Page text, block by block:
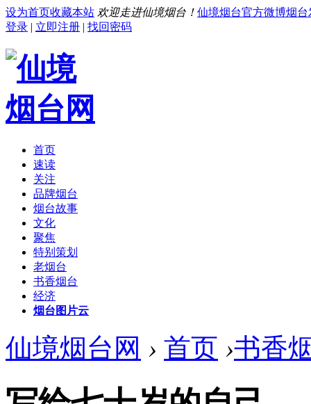
设为首页收藏本站 欢迎走进仙境烟台！ 仙境烟台官方微博烟台
登录 | 立即注册 | 找回密码
首页
速读
关注
品牌烟台
烟台故事
文化
聚焦
特别策划
老烟台
书香烟台
经济
烟台图片云
仙境烟台网 › 首页 ›书香